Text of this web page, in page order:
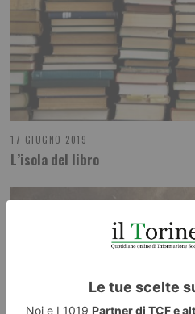
17 GIUGNO 2019
L’isola del libro